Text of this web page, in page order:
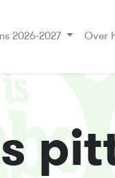
2026-2027 Over